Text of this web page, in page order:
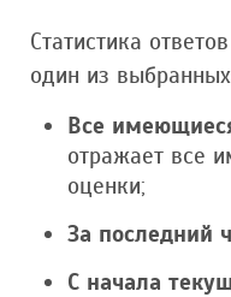
Статистика
один из
Все
отражает все
оценки;
За последний
С начала